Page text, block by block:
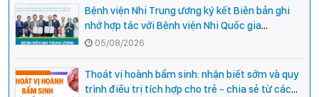
Bệnh viện Nhi Trung ương ký kết Biên bản ghi
nhớ hợp tác với Bệnh viện Nhi Quốc gia
Campuchia
05/08/2026
Thoát vị hoành bẩm sinh: nhận biết sớm và quy
trình điều trị tích hợp cho trẻ - chia sẻ từ các